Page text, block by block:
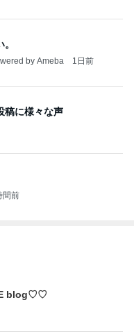
by Ameba 1日前
稿に様々な声
間前
blog♡♡